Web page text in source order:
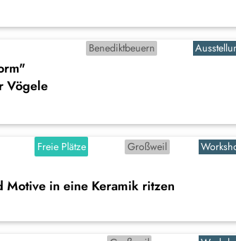
Benediktbeuern
Vögele
Freie Plätze Großweil
Motive in eine Keramik ritzen